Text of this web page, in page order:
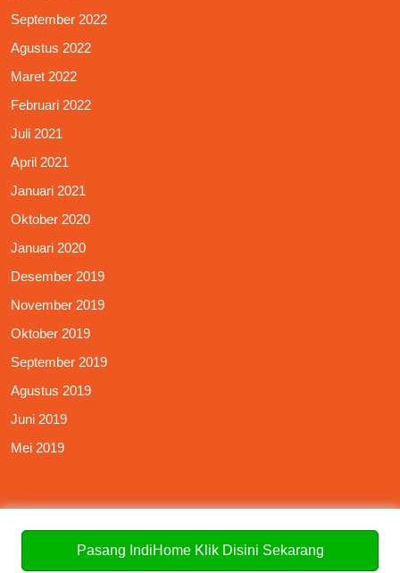
September 2022
Agustus 2022
Maret 2022
Februari 2022
Juli 2021
April 2021
Januari 2021
Oktober 2020
Januari 2020
Desember 2019
November 2019
Oktober 2019
September 2019
Agustus 2019
Juni 2019
Mei 2019
Pasang IndiHome Klik Disini Sekarang